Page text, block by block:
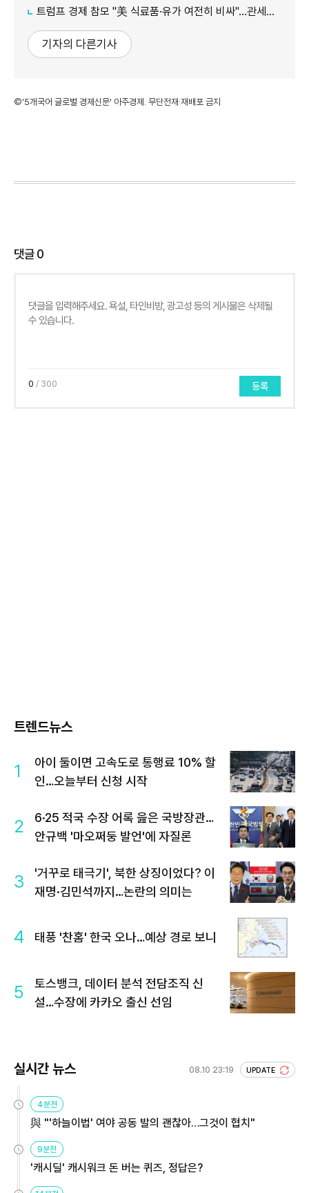
트럼프 경제 참모 "美 식료품·유가 여전히 비싸"…관세발 물가 상승은 부인
기자의 다른기사
©'5개국어 글로벌 경제신문' 아주경제. 무단전재·재배포 금지
댓글0
0 / 300 등록
트렌드뉴스
1
아이 둘이면 고속도로 통행료 10% 할
인…오늘부터 신청 시작
2
6·25 적국 수장 어록 읊은 국방장관…
안규백 '마오쩌둥 발언'에 자질론
3
'거꾸로 태극기', 북한 상징이었다? 이
재명·김민석까지…논란의 의미는
4 태풍 '찬홈' 한국 오나…예상 경로 보니
5
토스뱅크, 데이터 분석 전담조직 신
설…수장에 카카오 출신 선임
실시간 뉴스 08.10 23:19 UPDATE
4분전
與 "'하늘이법' 여야 공동 발의 괜찮아…그것이 협치"
9분전
'캐시딜' 캐시워크 돈 버는 퀴즈, 정답은?